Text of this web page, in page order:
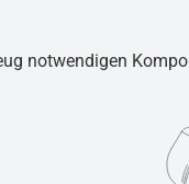
notwendigen